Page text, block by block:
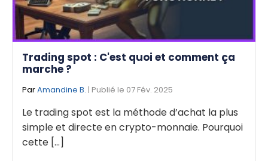
Trading spot : C'est quoi et comment ça
marche ?
ParAmandine B. | Publié le 07 Fév. 2025
Le trading spot est la méthode d’achat la plus
simple et directe en crypto-monnaie. Pourquoi
cette [...]